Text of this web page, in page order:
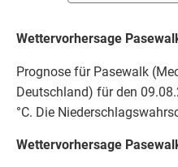
Wettervorhersage
Prognose für Pasewalk
Deutschland) für den
°C. Die
Wettervorhersage